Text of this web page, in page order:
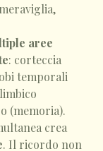
aree
: corteccia
temporali
(memoria).
crea
. Il ricordo non